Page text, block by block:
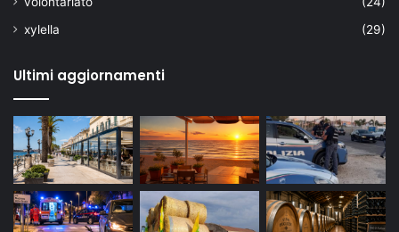
xylella
(29)
Ultimi aggiornamenti